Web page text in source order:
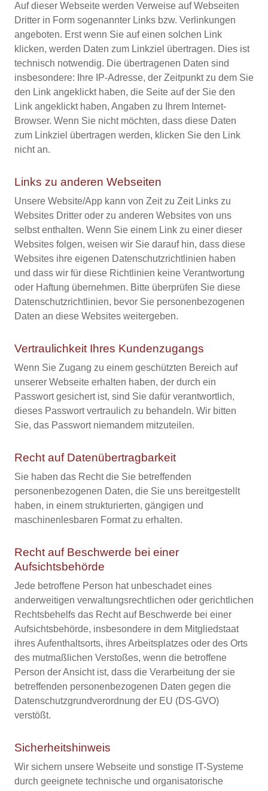
Auf dieser Webseite werden Verweise auf Webseiten
Dritter in Form sogenannter Links bzw. Verlinkungen
angeboten. Erst wenn Sie auf einen solchen Link
klicken, werden Daten zum Linkziel übertragen. Dies ist
technisch notwendig. Die übertragenen Daten sind
insbesondere: Ihre IP-Adresse, der Zeitpunkt zu dem Sie
den Link angeklickt haben, die Seite auf der Sie den
Link angeklickt haben, Angaben zu Ihrem Internet-
Browser. Wenn Sie nicht möchten, dass diese Daten
zum Linkziel übertragen werden, klicken Sie den Link
nicht an.
Links zu anderen Webseiten
Unsere Website/App kann von Zeit zu Zeit Links zu
Websites Dritter oder zu anderen Websites von uns
selbst enthalten. Wenn Sie einem Link zu einer dieser
Websites folgen, weisen wir Sie darauf hin, dass diese
Websites ihre eigenen Datenschutzrichtlinien haben
und dass wir für diese Richtlinien keine Verantwortung
oder Haftung übernehmen. Bitte überprüfen Sie diese
Datenschutzrichtlinien, bevor Sie personenbezogenen
Daten an diese Websites weitergeben.
Vertraulichkeit Ihres Kundenzugangs
Wenn Sie Zugang zu einem geschützten Bereich auf
unserer Webseite erhalten haben, der durch ein
Passwort gesichert ist, sind Sie dafür verantwortlich,
dieses Passwort vertraulich zu behandeln. Wir bitten
Sie, das Passwort niemandem mitzuteilen.
Recht auf Datenübertragbarkeit
Sie haben das Recht die Sie betreffenden
personenbezogenen Daten, die Sie uns bereitgestellt
haben, in einem strukturierten, gängigen und
maschinenlesbaren Format zu erhalten.
Recht auf Beschwerde bei einer
Aufsichtsbehörde
Jede betroffene Person hat unbeschadet eines
anderweitigen verwaltungsrechtlichen oder gerichtlichen
Rechtsbehelfs das Recht auf Beschwerde bei einer
Aufsichtsbehörde, insbesondere in dem Mitgliedstaat
ihres Aufenthaltsorts, ihres Arbeitsplatzes oder des Orts
des mutmaßlichen Verstoßes, wenn die betroffene
Person der Ansicht ist, dass die Verarbeitung der sie
betreffenden personenbezogenen Daten gegen die
Datenschutzgrundverordnung der EU (DS-GVO)
verstößt.
Sicherheitshinweis
Wir sichern unsere Webseite und sonstige IT-Systeme
durch geeignete technische und organisatorische